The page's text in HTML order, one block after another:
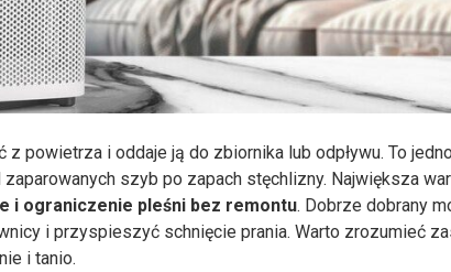
powietrza i oddaje ją do zbiornika lub odpływu. To
szyb po zapach stęchlizny. Największa
i ograniczenie pleśni bez remontu. Dobrze dobrany
i przyspieszyć schnięcie prania. Warto zrozumieć
i tanio.